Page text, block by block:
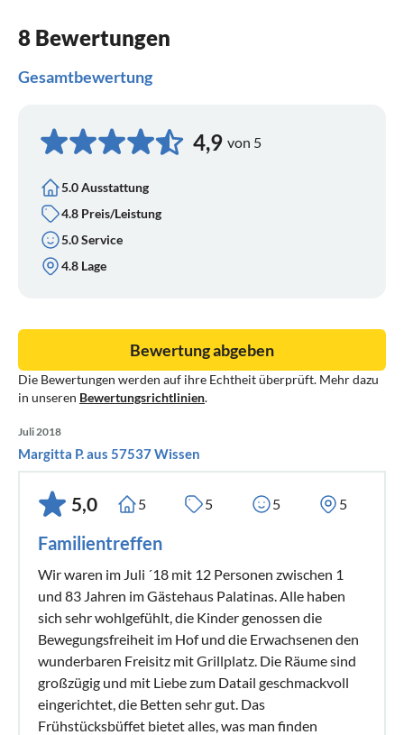
8 Bewertungen
Gesamtbewertung
4,9 von 5
5.0 Ausstattung
4.8 Preis/Leistung
5.0 Service
4.8 Lage
Die Bewertungen werden auf ihre Echtheit überprüft. Mehr dazu
in unseren Bewertungsrichtlinien.
Bewertung abgeben
Juli 2018
Margitta P. aus 57537 Wissen
5,0 5 5 5 5
Familientreffen
Wir waren im Juli ´18 mit 12 Personen zwischen 1
und 83 Jahren im Gästehaus Palatinas. Alle haben
sich sehr wohlgefühlt, die Kinder genossen die
Bewegungsfreiheit im Hof und die Erwachsenen den
wunderbaren Freisitz mit Grillplatz. Die Räume sind
großzügig und mit Liebe zum Datail geschmackvoll
eingerichtet, die Betten sehr gut. Das
Frühstücksbüffet bietet alles, was man finden